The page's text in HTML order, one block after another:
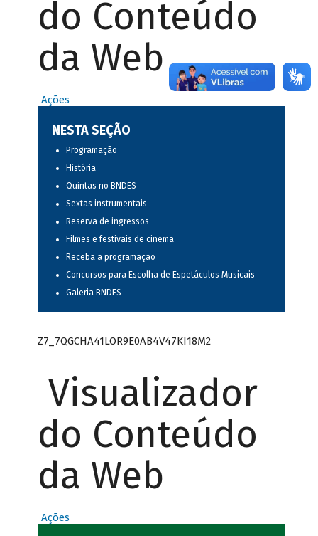
do Conteúdo
da Web
Ações
NESTA SEÇÃO
Programação
História
Quintas no BNDES
Sextas instrumentais
Reserva de ingressos
Filmes e festivais de cinema
Receba a programação
Concursos para Escolha de Espetáculos Musicais
Galeria BNDES
Z7_7QGCHA41LOR9E0AB4V47KI18M2
Visualizador
do Conteúdo
da Web
Ações